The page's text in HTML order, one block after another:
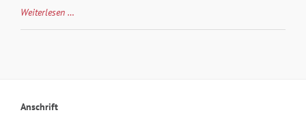
Weiterlesen …Seit
Anschrift